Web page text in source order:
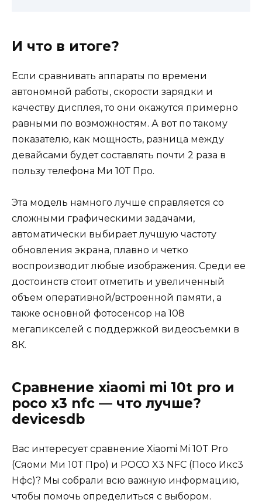
И что в итоге?
Если сравнивать аппараты по времени
автономной работы, скорости зарядки и
качеству дисплея, то они окажутся примерно
равными по возможностям. А вот по такому
показателю, как мощность, разница между
девайсами будет составлять почти 2 раза в
пользу телефона Ми 10Т Про.
Эта модель намного лучше справляется со
сложными графическими задачами,
автоматически выбирает лучшую частоту
обновления экрана, плавно и четко
воспроизводит любые изображения. Среди ее
достоинств стоит отметить и увеличенный
объем оперативной/встроенной памяти, а
также основной фотосенсор на 108
мегапикселей с поддержкой видеосъемки в
8К.
Сравнение xiaomi mi 10t pro и
poco x3 nfc — что лучше?
devicesdb
Вас интересует сравнение Xiaomi Mi 10T Pro
(Сяоми Ми 10Т Про) и POCO X3 NFC (Посо Икс3
Нфс)? Мы собрали всю важную информацию,
чтобы помочь определиться с выбором.